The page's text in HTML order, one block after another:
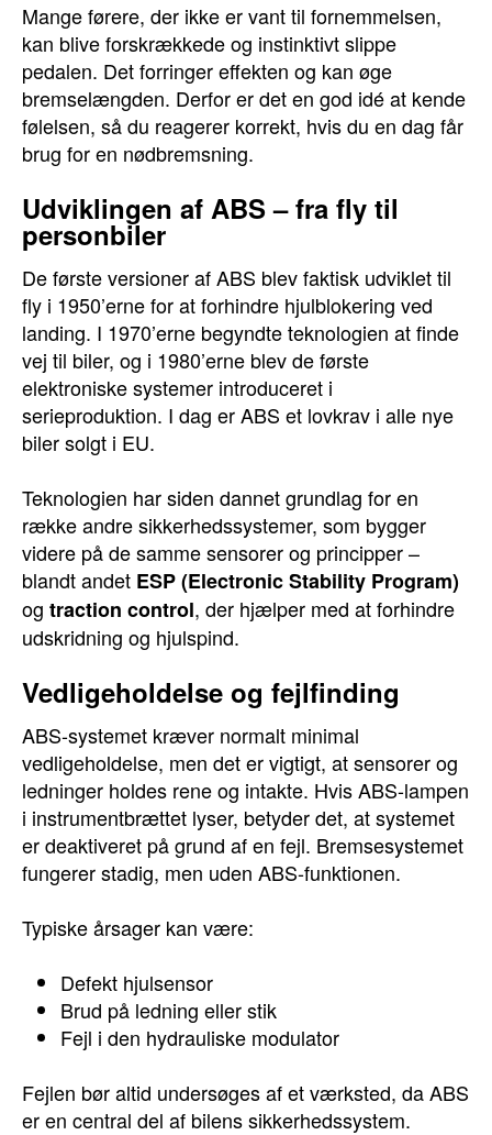
Mange førere, der ikke er vant til fornemmelsen,
kan blive forskrækkede og instinktivt slippe
pedalen. Det forringer effekten og kan øge
bremselængden. Derfor er det en god idé at kende
følelsen, så du reagerer korrekt, hvis du en dag får
brug for en nødbremsning.
Udviklingen af ABS – fra fly til
personbiler
De første versioner af ABS blev faktisk udviklet til
fly i 1950’erne for at forhindre hjulblokering ved
landing. I 1970’erne begyndte teknologien at finde
vej til biler, og i 1980’erne blev de første
elektroniske systemer introduceret i
serieproduktion. I dag er ABS et lovkrav i alle nye
biler solgt i EU.
Teknologien har siden dannet grundlag for en
række andre sikkerhedssystemer, som bygger
videre på de samme sensorer og principper –
blandt andet ESP (Electronic Stability Program)
og traction control, der hjælper med at forhindre
udskridning og hjulspind.
Vedligeholdelse og fejlfinding
ABS-systemet kræver normalt minimal
vedligeholdelse, men det er vigtigt, at sensorer og
ledninger holdes rene og intakte. Hvis ABS-lampen
i instrumentbrættet lyser, betyder det, at systemet
er deaktiveret på grund af en fejl. Bremsesystemet
fungerer stadig, men uden ABS-funktionen.
Typiske årsager kan være:
Defekt hjulsensor
Brud på ledning eller stik
Fejl i den hydrauliske modulator
Fejlen bør altid undersøges af et værksted, da ABS
er en central del af bilens sikkerhedssystem.